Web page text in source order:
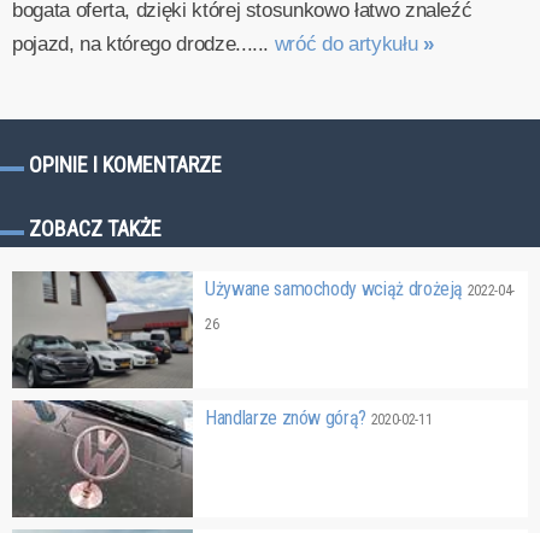
bogata oferta, dzięki której stosunkowo łatwo znaleźć
pojazd, na którego drodze...... wróć do artykułu »
OPINIE I KOMENTARZE
ZOBACZ TAKŻE
Używane samochody wciąż drożeją 2022-04-
26
Handlarze znów górą? 2020-02-11